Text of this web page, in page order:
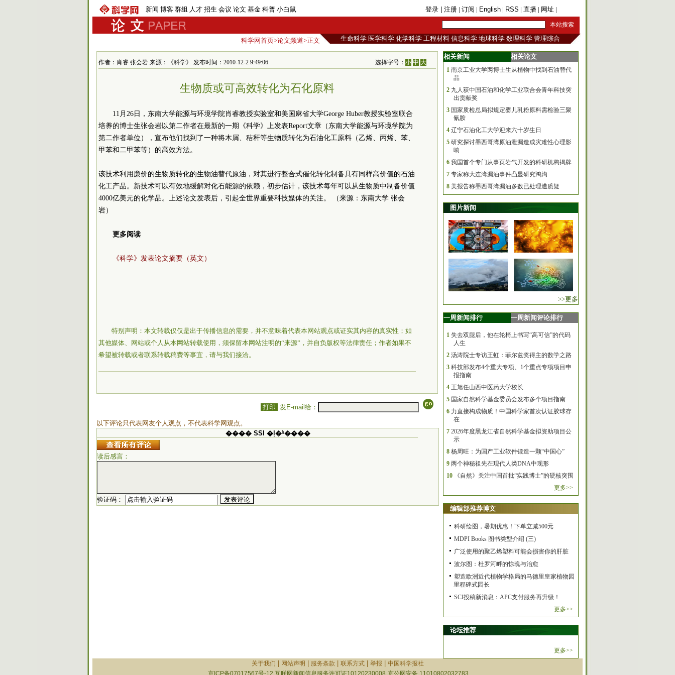
新闻 博客 群组 人才 招生 会议 论文 基金 科普 小白鼠 登录 | 注册 | 订阅 | English | RSS | 直播 | 网址 |
科学网首页>论文频道>正文 生命科学 医学科学 化学科学 工程材料 信息科学 地球科学 数理科学 管理综合
作者：肖睿 张会岩 来源：《科学》 发布时间：2010-12-2 9:49:06 选择字号：小 中 大
生物质或可高效转化为石化原料
11月26日，东南大学能源与环境学院肖睿教授实验室和美国麻省大学George Huber教授实验室联合
培养的博士生张会岩以第二作者在最新的一期《科学》上发表Report文章（东南大学能源与环境学院为
第二作者单位），宣布他们找到了一种将木屑、秸秆等生物质转化为石油化工原料（乙烯、丙烯、苯、
甲苯和二甲苯等）的高效方法。
该技术利用廉价的生物质转化的生物油替代原油，对其进行整合式催化转化制备具有同样高价值的石油
化工产品。新技术可以有效地缓解对化石能源的依赖，初步估计，该技术每年可以从生物质中制备价值
4000亿美元的化学品。上述论文发表后，引起全世界重要科技媒体的关注。 （来源：东南大学 张会
岩）
更多阅读
《科学》发表论文摘要（英文）
特别声明：本文转载仅仅是出于传播信息的需要，并不意味着代表本网站观点或证实其内容的真实性；如
其他媒体、网站或个人从本网站转载使用，须保留本网站注明的“来源”，并自负版权等法律责任；作者如果不
希望被转载或者联系转载稿费等事宜，请与我们接洽。
打印 发E-mail给：
以下评论只代表网友个人观点，不代表科学网观点。
���� SSI �ļ�ʱ����
读后感言：
验证码：
相关新闻 相关论文
1 南京工业大学两博士生从植物中找到石油替代
品
2 九人获中国石油和化学工业联合会青年科技突
出贡献奖
3 国家质检总局拟规定婴儿乳粉原料需检验三聚
氰胺
4 辽宁石油化工大学迎来六十岁生日
5 研究探讨墨西哥湾原油泄漏造成灾难性心理影
响
6 我国首个专门从事页岩气开发的科研机构揭牌
7 专家称大连湾漏油事件凸显研究鸿沟
8 美报告称墨西哥湾漏油多数已处理遭质疑
图片新闻
>>更多
一周新闻排行 一周新闻评论排行
1 失去双腿后，他在轮椅上书写“高可信”的代码
人生
2 汤涛院士专访王虹：菲尔兹奖得主的数学之路
3 科技部发布4个重大专项、1个重点专项项目申
报指南
4 王旭任山西中医药大学校长
5 国家自然科学基金委员会发布多个项目指南
6 力直接构成物质！中国科学家首次认证胶球存
在
7 2026年度黑龙江省自然科学基金拟资助项目公
示
8 杨周旺：为国产工业软件锻造一颗“中国心”
9 两个神秘祖先在现代人类DNA中现形
10
《自然》关注中国首批“实践博士”的硬核突围
更多>>
编辑部推荐博文
科研绘图，暑期优惠！下单立减500元
MDPI Books 图书类型介绍 (三)
广泛使用的聚乙烯塑料可能会损害你的肝脏
波尔图：杜罗河畔的惊魂与治愈
塑造欧洲近代植物学格局的马德里皇家植物园
里程碑式园长
SCI投稿新消息：APC支付服务再升级！
更多>>
论坛推荐
更多>>
关于我们
网站声明 服务条款 联系方式| 举报
中国科学报社
京ICP备07017567号-12 互联网新闻信息服务许可证10120230008 京公网安备 11010802032783